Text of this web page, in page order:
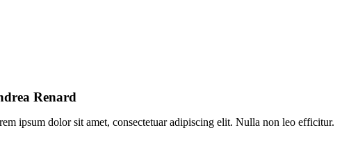
Renard
ipsum dolor sit amet, consectetuar adipiscing elit. Nulla non leo efficitur.